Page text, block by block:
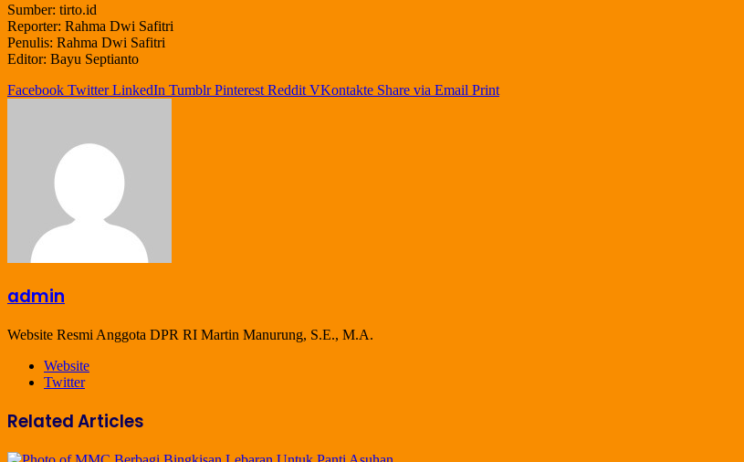
Sumber: tirto.id
Reporter: Rahma Dwi Safitri
Penulis: Rahma Dwi Safitri
Editor: Bayu Septianto
Facebook Twitter LinkedIn Tumblr Pinterest Reddit VKontakte Share via Email Print
admin
Website Resmi Anggota DPR RI Martin Manurung, S.E., M.A.
Website
Twitter
Related Articles